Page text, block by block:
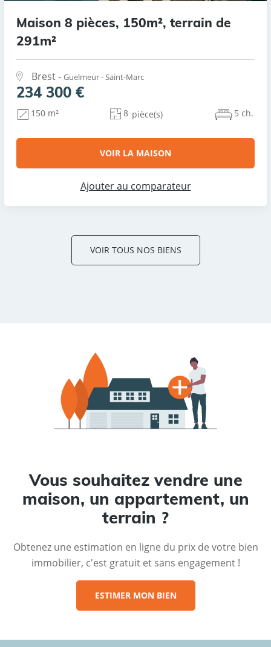
Maison 8 pièces, 150m², terrain de
291m²
Brest - Guelmeur - Saint-Marc
234 300 €
150 m² 8 pièce(s) 5 ch.
VOIR LA MAISON
Ajouter au comparateur
VOIR TOUS NOS BIENS
Vous souhaitez vendre une
maison, un appartement, un
terrain ?
Obtenez une estimation en ligne du prix de votre bien
immobilier, c'est gratuit et sans engagement !
ESTIMER MON BIEN